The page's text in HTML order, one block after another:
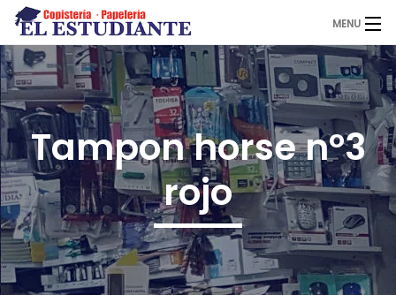
MENU
El Estudiante
Copistería
Papelería
Servicios
Tampon horse nº3
rojo